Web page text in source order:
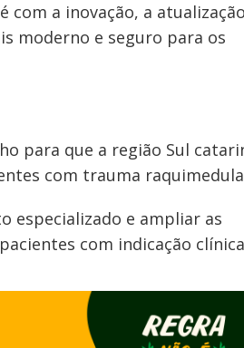
com a inovação, a atualização
moderno e seguro para os
para que a região Sul
com trauma
especializado e ampliar as
com indicação clínica